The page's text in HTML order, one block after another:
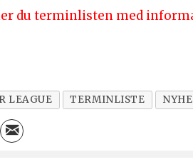
du terminlisten med
LEAGUE TERMINLISTE